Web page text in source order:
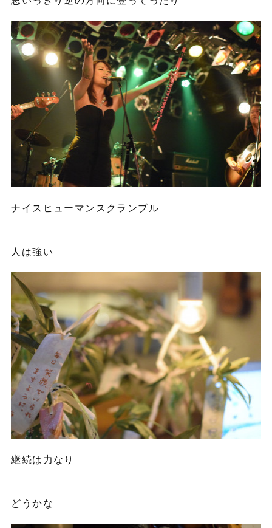
ナイスヒューマンスクランブル
人は強い
継続は力なり
どうかな